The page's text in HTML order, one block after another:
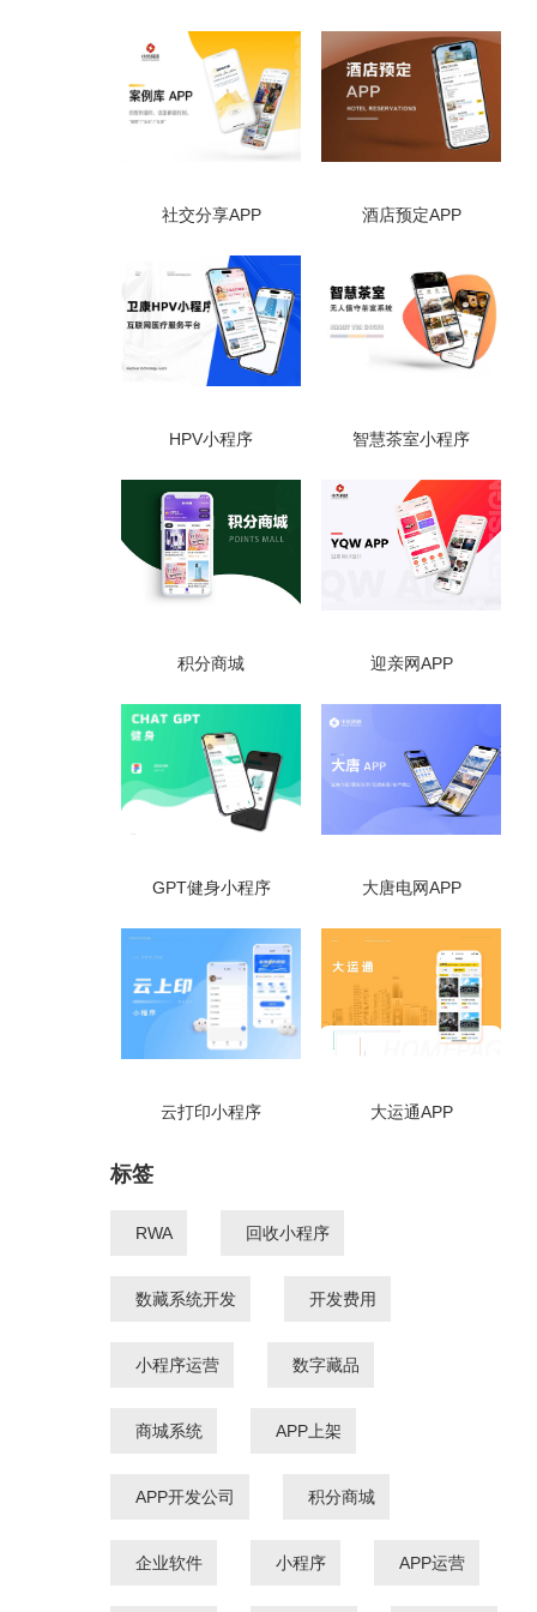
社交分享APP 酒店预定APP
HPV小程序 智慧茶室小程序
积分商城 迎亲网APP
GPT健身小程序 大唐电网APP
云打印小程序 大运通APP
标签
RWA 回收小程序
数藏系统开发 开发费用
小程序运营 数字藏品
商城系统 APP上架
APP开发公司 积分商城
企业软件 小程序 APP运营